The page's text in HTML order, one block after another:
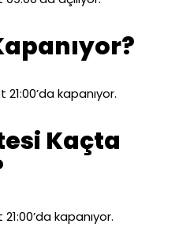
kapanıyor.
Kaçta
kapanıyor.